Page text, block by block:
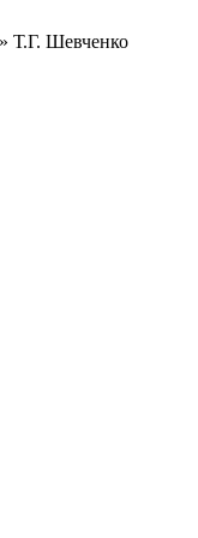
Т.Г. Шевченко